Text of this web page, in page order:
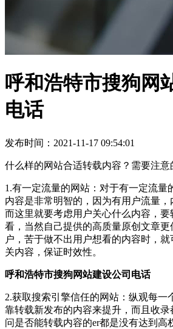
呼和浩特市搜狗网
电话
发布时间：2021-11-17 09:54:01
什么样的网站合适转载内容？需要注意
1.有一定流量的网站：对于有一定流量
内容是非常明智的，因为有用户流量，
而这里就要考虑用户关心什么内容，
看，当然自己提供的高质量原创文章更
户，苦于做不出用户想看的内容时，
关内容，保证时效性。
呼和浩特市搜狗网站建设公司电话
2.获取搜索引擎信任的网站：纵观每一
靠转载新发布的内容来提升，而且收
问是否能转载内容的er都是没有达到高